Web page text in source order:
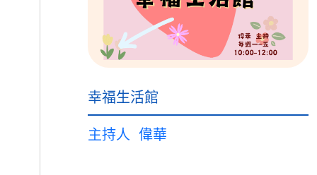
幸福生活館
主持人 偉華